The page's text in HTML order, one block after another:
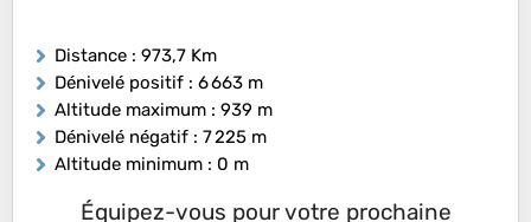
Distance : 973,7 Km
Dénivelé positif : 6 663 m
Altitude maximum : 939 m
Dénivelé négatif : 7 225 m
Altitude minimum : 0 m
Équipez-vous pour votre prochaine